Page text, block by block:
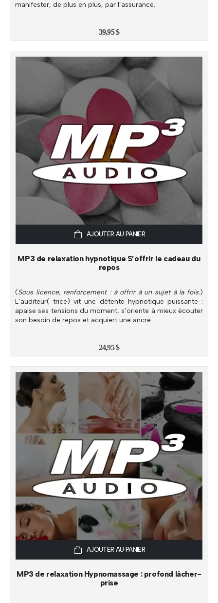
manifester, de plus en plus, par l’assurance.
39,95$
AJOUTER AU PANIER
MP3 de relaxation hypnotique S’offrir le cadeau du
repos
(Sous licence, renforcement : à offrir à un sujet à la fois.)
L’auditeur(-trice) vit une détente hypnotique puissante :
apaise ses tensions du moment, s’oriente à mieux écouter
son besoin de repos et acquiert une ancre.
24,95$
AJOUTER AU PANIER
MP3 de relaxation Hypnomassage : profond lâcher-
prise